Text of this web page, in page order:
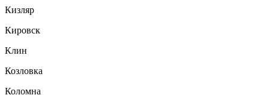
Кизляр
Кировск
Клин
Козловка
Коломна